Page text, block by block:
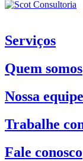
Serviços
Quem somos
Nossa equipe
Trabalhe
Fale conosco